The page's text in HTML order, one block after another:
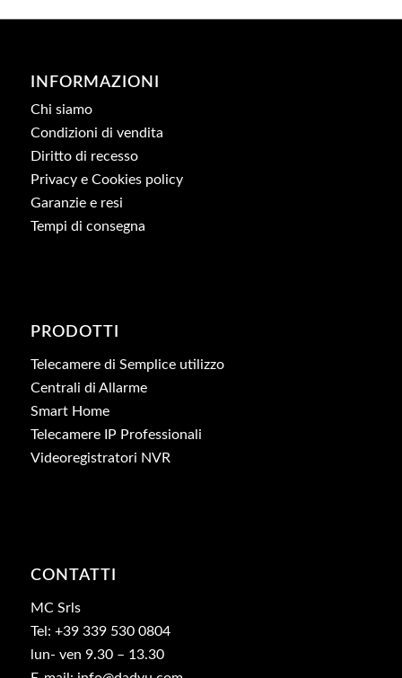
INFORMAZIONI
Chi siamo
Condizioni di vendita
Diritto di recesso
Privacy e Cookies policy
Garanzie e resi
Tempi di consegna
PRODOTTI
Telecamere di Semplice utilizzo
Centrali di Allarme
Smart Home
Telecamere IP Professionali
Videoregistratori NVR
CONTATTI
MC Srls
Tel: +39 339 530 0804
lun- ven 9.30 – 13.30